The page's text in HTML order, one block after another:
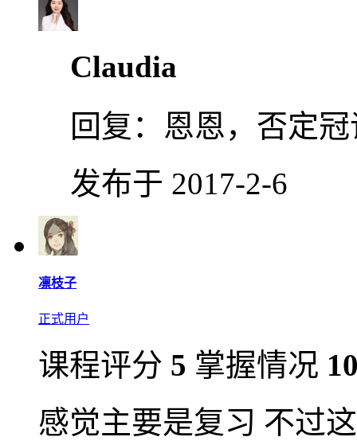
Claudia
回复： 恩恩，否定
发布于 2017-2-6
凛枝子
正式用户
课程评分 5 掌握情况
感觉主要是复习 不过